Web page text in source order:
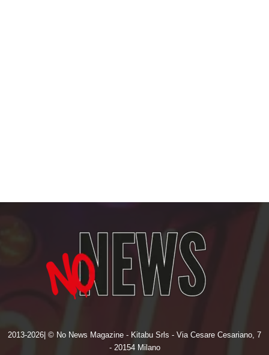
2013-2026| © No News Magazine - Kitabu Srls - Via Cesare Cesariano, 7
- 20154 Milano